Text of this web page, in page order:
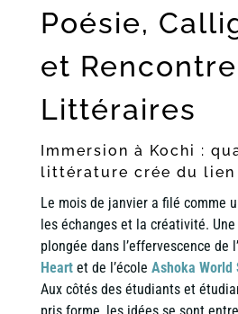
Poésie,
et
Littéraires
Immersion à Kochi :
littérature crée du lien
Le mois de janvier a filé comme
les échanges et la créativité.
plongée dans l’effervescence de
Heart et de l’école Ashoka World
Aux côtés des étudiants et
pris forme, les idées se sont